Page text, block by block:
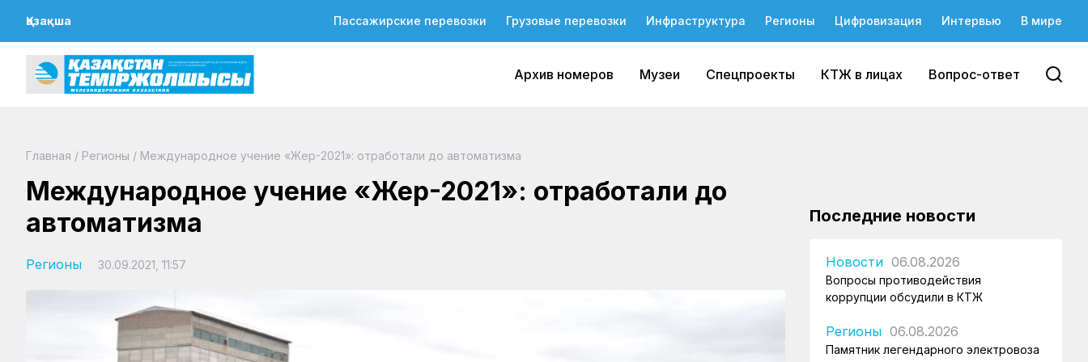
Қазақша Пассажирские перевозки Грузовые перевозки Инфраструктура Регионы Цифровизация Интервью В мире
Архив номеров Музеи Спецпроекты КТЖ в лицах Вопрос-ответ
Главная / Регионы / Международное учение «Жер-2021»: отработали до автоматизма
Международное учение «Жер-2021»: отработали до
автоматизма
Регионы 30.09.2021, 11:57
Последние новости
Новости 06.08.2026
Вопросы противодействия
коррупции обсудили в КТЖ
Регионы 06.08.2026
Памятник легендарного электровоза